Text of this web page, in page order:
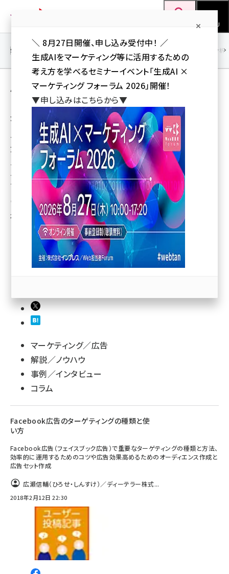
ン
MENU
seo (3536)
ai (2818)
youtube (2444)
note (2320)
セミナー (2313)
z世代 (1629)
meo (1279)
llmo (1167)
SEO アクセス解析／データ分析
用語「Digital Marketing Lab」 が使われて
いる記事の一覧
全 10 記事中 1 ～ 10 を表示中
Twitter広告のターゲティングの種類と使い
方
Twitter広告（ツイッター広告）で使えるキャンペーンの種類とターゲティン
グの種類を網羅して紹介します。Twitterのシンプルかつ独特なターゲティン
グを理解
広瀬信輔（ひろせ・しんすけ）／ディーテラー株式...
2018年2月12日 22:25
マーケティング／広告
解説／ノウハウ
事例／インタビュー
コラム
Facebook広告のターゲティングの種類と使
い方
Facebook広告（フェイスブック広告）で重要なターゲティングの種類と方法、
効率的に運用するためのコツや広告効果高めるためのオーディエンス作成と
広告セット作成
広瀬信輔（ひろせ・しんすけ）／ディーテラー株式...
2018年2月12日 22:30
＼ 8月27日開催、申し込み受付中！ ／
生成AIをマーケティング等に活用するための
考え方を学べるセミナーイベント「生成AI ×
マーケティング フォーラム 2026」開催！
▼申し込みはこちらから▼